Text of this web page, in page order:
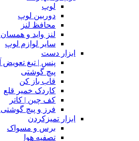
لوپ
دوربین لوپ
محافظ لنز
لنز واید و
سایر لوازم لوپ
ابزار دست
پنس | تیغ تعویض
پیچ گوشتی
قاب باز کن
کاردک خمیر قلع
کف چین | کاتر
فرز و پیچ
ابزار تمیزکردن
برس و مسواک
تصفیه هوا